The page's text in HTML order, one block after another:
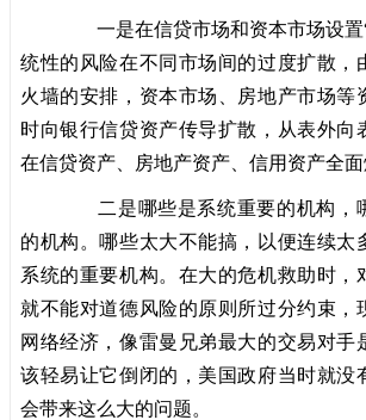
一是在信贷市场和资本市场设置
统性的风险在不同市场间的过度扩散，
火墙的安排，资本市场、房地产市场等
时向银行信贷资产传导扩散，从表外向
在信贷资产、房地产资产、信用资产全面
二是哪些是系统重要的机构，
的机构。哪些太大不能搞，以便连续太
系统的重要机构。在大的危机救助时，
就不能对道德风险的原则所过分约束，
网络经济，像雷曼兄弟最大的交易对手
该轻易让它倒闭的，美国政府当时就没
会带来这么大的问题。